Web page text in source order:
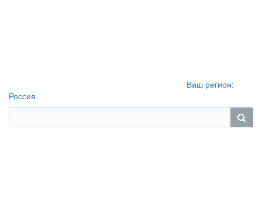
Ваш регион:
Россия